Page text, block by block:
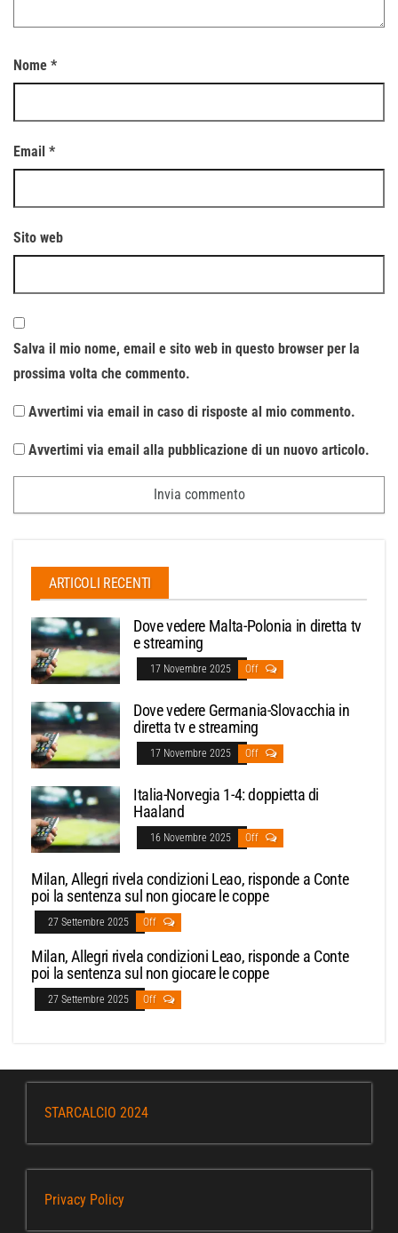
Nome *
Email *
Sito web
Salva il mio nome, email e sito web in questo browser per la
prossima volta che commento.
Avvertimi via email in caso di risposte al mio commento.
Avvertimi via email alla pubblicazione di un nuovo articolo.
ARTICOLI RECENTI
Dove vedere Malta-Polonia in diretta tv
e streaming
17 Novembre 2025 Off
Dove vedere Germania-Slovacchia in
diretta tv e streaming
17 Novembre 2025 Off
Italia-Norvegia 1-4: doppietta di
Haaland
16 Novembre 2025 Off
Milan, Allegri rivela condizioni Leao, risponde a Conte
poi la sentenza sul non giocare le coppe
27 Settembre 2025 Off
Milan, Allegri rivela condizioni Leao, risponde a Conte
poi la sentenza sul non giocare le coppe
27 Settembre 2025 Off
STARCALCIO 2024
Privacy Policy